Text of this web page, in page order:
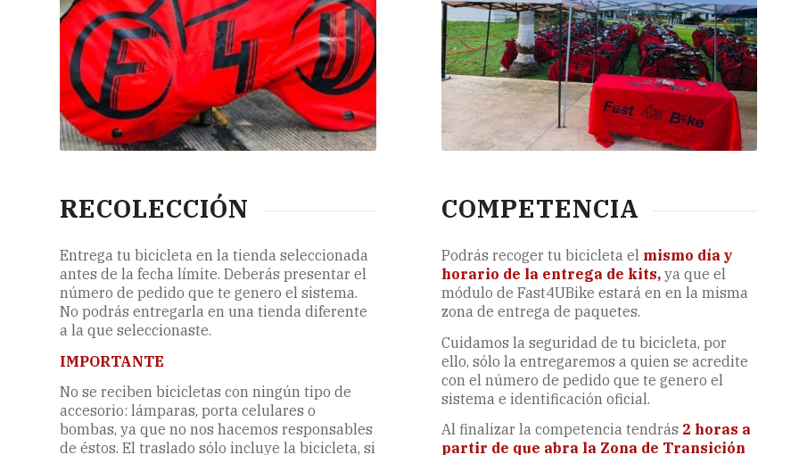
RECOLECCIÓN
Entrega tu bicicleta en la tienda seleccionada
antes de la fecha límite. Deberás presentar el
número de pedido que te genero el sistema.
No podrás entregarla en una tienda diferente
a la que seleccionaste.
IMPORTANTE
No se reciben bicicletas con ningún tipo de
accesorio: lámparas, porta celulares o
bombas, ya que no nos hacemos responsables
de éstos. El traslado sólo incluye la bicicleta, si
COMPETENCIA
Podrás recoger tu bicicleta el mismo día y
horario de la entrega de kits, ya que el
módulo de Fast4UBike estará en en la misma
zona de entrega de paquetes.
Cuidamos la seguridad de tu bicicleta, por
ello, sólo la entregaremos a quien se acredite
con el número de pedido que te genero el
sistema e identificación oficial.
Al finalizar la competencia tendrás 2 horas a
partir de que abra la Zona de Transición